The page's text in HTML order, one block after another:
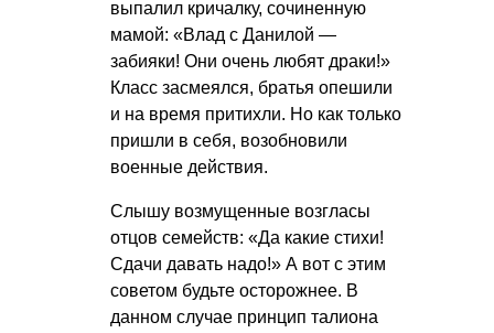
выпалил кричалку, сочиненную
мамой: «Влад с Данилой —
забияки! Они очень любят драки!»
Класс засмеялся, братья опешили
и на время притихли. Но как только
пришли в себя, возобновили
военные действия.
Слышу возмущенные возгласы
отцов семейств: «Да какие стихи!
Сдачи давать надо!» А вот с этим
советом будьте осторожнее. В
данном случае принцип талиона